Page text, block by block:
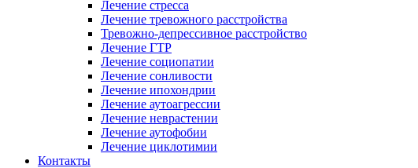
Лечение стресса
Лечение тревожного расстройства
Тревожно-депрессивное расстройство
Лечение ГТР
Лечение социопатии
Лечение сонливости
Лечение ипохондрии
Лечение аутоагрессии
Лечение неврастении
Лечение аутофобии
Лечение циклотимии
Контакты